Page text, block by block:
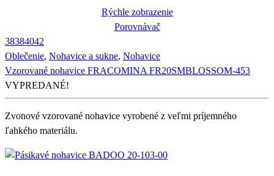
Rýchle zobrazenie
Porovnávač
38384042
Oblečenie, Nohavice a sukne, Nohavice
Vzorované nohavice FRACOMINA FR20SMBLOSSOM-453
VYPREDANÉ!
Zvonové vzorované nohavice vyrobené z veľmi príjemného
ľahkého materiálu.